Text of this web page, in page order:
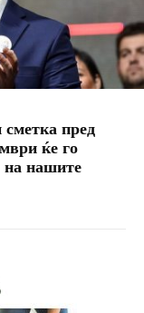
пред
ќе го
на нашите